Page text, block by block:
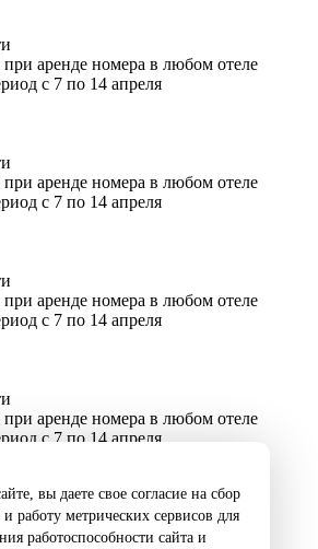
вы даете свое согласие на сбор
работу метрических сервисов для
работоспособности сайта и
аренде номера в любом отеле
с 7 по 14 апреля
аренде номера в любом отеле
с 7 по 14 апреля
аренде номера в любом отеле
с 7 по 14 апреля
аренде номера в любом отеле
с 7 по 14 апреля
аренде номера в любом отеле